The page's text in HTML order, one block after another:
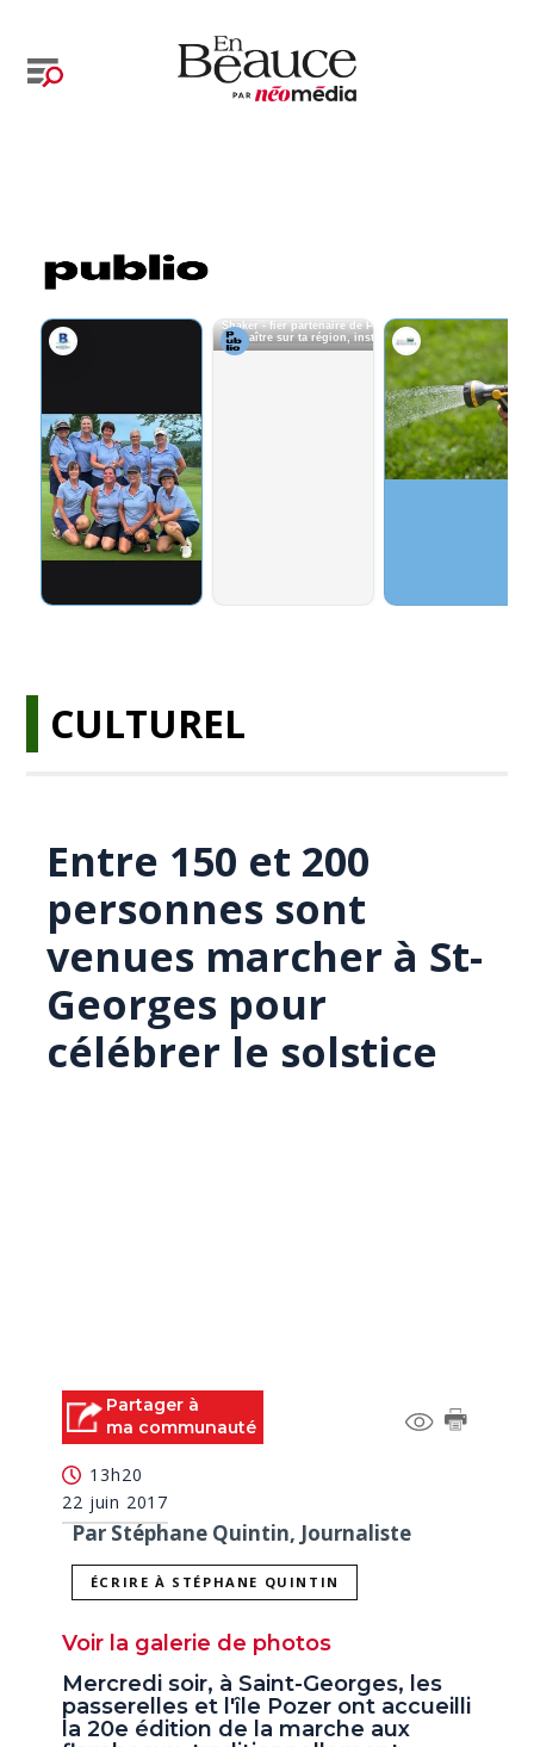
CULTUREL
Entre 150 et 200
personnes sont
venues marcher à St-
Georges pour
célébrer le solstice
Partager à
ma communauté
13h20
22 juin 2017
Par Stéphane Quintin, Journaliste
ÉCRIRE À STÉPHANE QUINTIN
Voir la galerie de photos
Mercredi soir, à Saint-Georges, les
passerelles et l'île Pozer ont accueilli
la 20e édition de la marche aux